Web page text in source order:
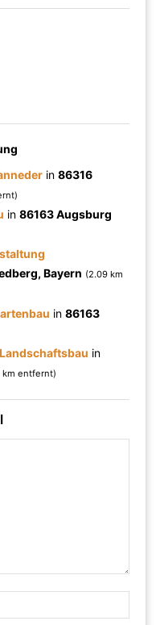
in86316
in86163 Augsburg
Bayern (2.09 km
in86163
in
km entfernt)